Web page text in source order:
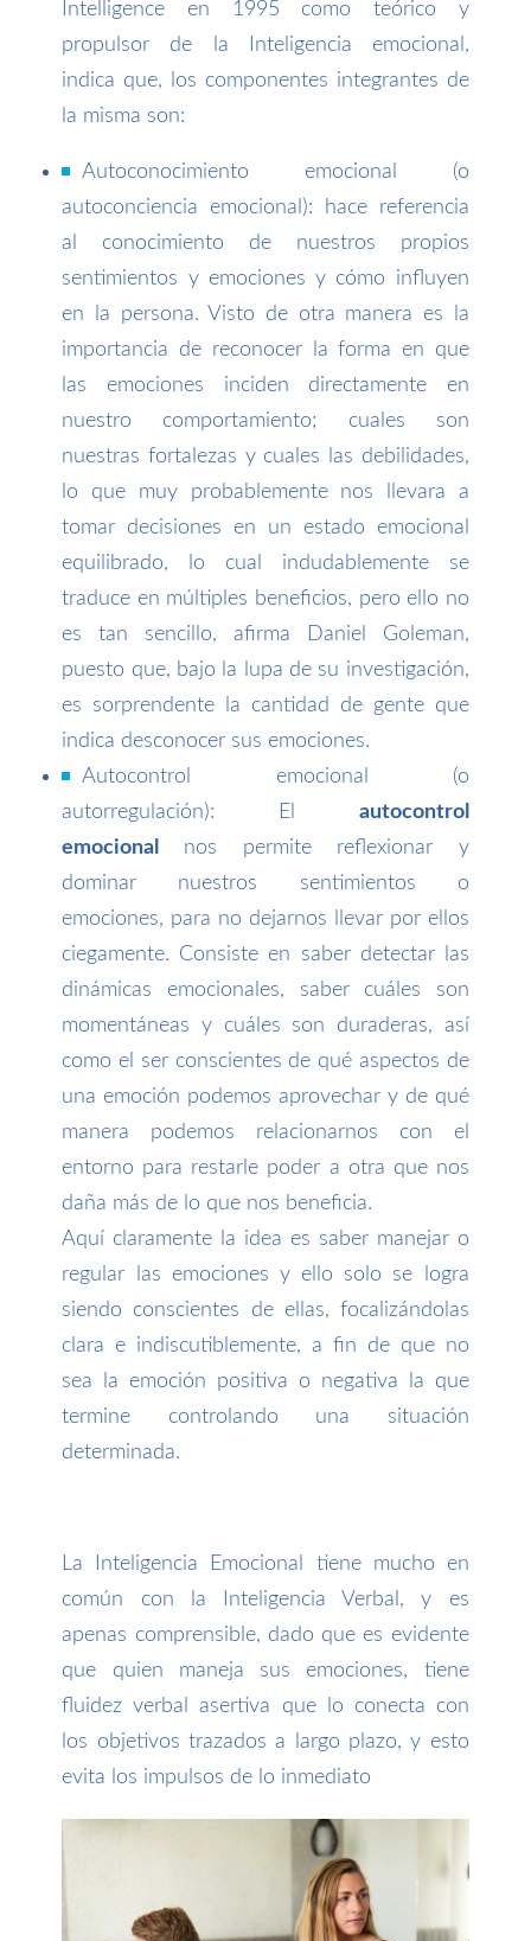
Intelligence en 1995 como teórico y
propulsor de la Inteligencia emocional,
indica que, los componentes integrantes de
la misma son:
Autoconocimiento emocional (o
autoconciencia emocional): hace referencia
al conocimiento de nuestros propios
sentimientos y emociones y cómo influyen
en la persona. Visto de otra manera es la
importancia de reconocer la forma en que
las emociones inciden directamente en
nuestro comportamiento; cuales son
nuestras fortalezas y cuales las debilidades,
lo que muy probablemente nos llevara a
tomar decisiones en un estado emocional
equilibrado, lo cual indudablemente se
traduce en múltiples beneficios, pero ello no
es tan sencillo, afirma Daniel Goleman,
puesto que, bajo la lupa de su investigación,
es sorprendente la cantidad de gente que
indica desconocer sus emociones.
Autocontrol emocional (o
autorregulación): El autocontrol
emocional nos permite reflexionar y
dominar nuestros sentimientos o
emociones, para no dejarnos llevar por ellos
ciegamente. Consiste en saber detectar las
dinámicas emocionales, saber cuáles son
momentáneas y cuáles son duraderas, así
como el ser conscientes de qué aspectos de
una emoción podemos aprovechar y de qué
manera podemos relacionarnos con el
entorno para restarle poder a otra que nos
daña más de lo que nos beneficia.
Aquí claramente la idea es saber manejar o
regular las emociones y ello solo se logra
siendo conscientes de ellas, focalizándolas
clara e indiscutiblemente, a fin de que no
sea la emoción positiva o negativa la que
termine controlando una situación
determinada.
La Inteligencia Emocional tiene mucho en
común con la Inteligencia Verbal, y es
apenas comprensible, dado que es evidente
que quien maneja sus emociones, tiene
fluidez verbal asertiva que lo conecta con
los objetivos trazados a largo plazo, y esto
evita los impulsos de lo inmediato